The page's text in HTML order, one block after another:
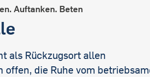
Auftanken. Beten
als Rückzugsort allen
offen, die Ruhe vom